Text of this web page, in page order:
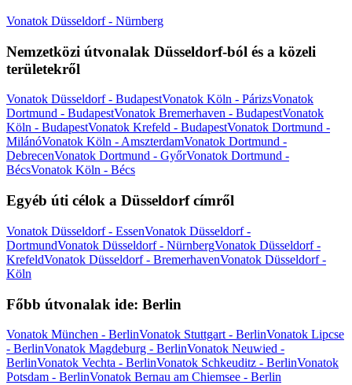
Vonatok Düsseldorf - Nürnberg
Nemzetközi útvonalak Düsseldorf-ból és a közeli
területekről
Vonatok Düsseldorf - BudapestVonatok Köln - PárizsVonatok
Dortmund - BudapestVonatok Bremerhaven - BudapestVonatok
Köln - BudapestVonatok Krefeld - BudapestVonatok Dortmund -
MilánóVonatok Köln - AmszterdamVonatok Dortmund -
DebrecenVonatok Dortmund - GyőrVonatok Dortmund -
BécsVonatok Köln - Bécs
Egyéb úti célok a Düsseldorf címről
Vonatok Düsseldorf - EssenVonatok Düsseldorf -
DortmundVonatok Düsseldorf - NürnbergVonatok Düsseldorf -
KrefeldVonatok Düsseldorf - BremerhavenVonatok Düsseldorf -
Köln
Főbb útvonalak ide: Berlin
Vonatok München - BerlinVonatok Stuttgart - BerlinVonatok Lipcse
- BerlinVonatok Magdeburg - BerlinVonatok Neuwied -
BerlinVonatok Vechta - BerlinVonatok Schkeuditz - BerlinVonatok
Potsdam - BerlinVonatok Bernau am Chiemsee - Berlin